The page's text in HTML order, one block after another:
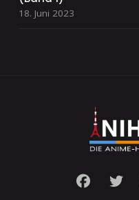
18. Juni 2023